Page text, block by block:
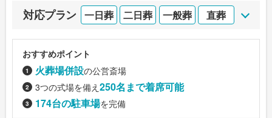
対応プラン 一日葬 二日葬 一般葬 直葬
おすすめポイント
火葬場併設の公営斎場
3つの式場を備え 250名まで着席可能
174台の駐車場を完備